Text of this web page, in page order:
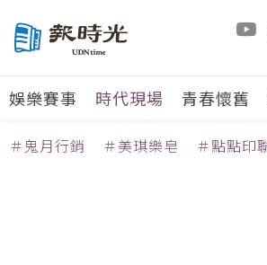
娛樂賽事 時代現場 青春懷舊
＃鬼月行銷 ＃美琪樂皂 ＃點點印